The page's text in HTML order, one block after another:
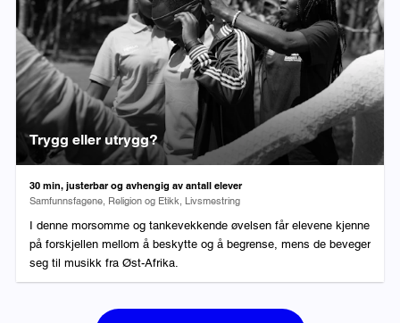
Trygg eller utrygg?
Varighet:
30 min, justerbar og avhengig av antall elever
Fag:
Samfunnsfagene, Religion og Etikk, Livsmestring
I denne morsomme og tankevekkende øvelsen får elevene kjenne
på forskjellen mellom å beskytte og å begrense, mens de beveger
seg til musikk fra Øst-Afrika.